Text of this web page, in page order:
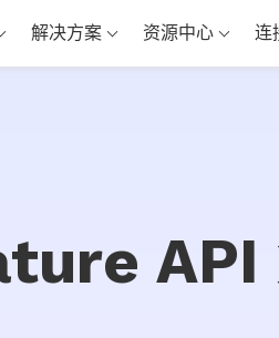
解决方案 资源中心 连
API